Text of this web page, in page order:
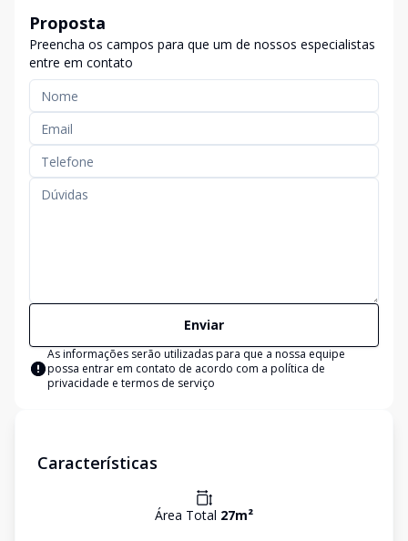
Proposta
Preencha os campos para que um de nossos especialistas
entre em contato
Enviar
As informações serão utilizadas para que a nossa equipe
possa entrar em contato de acordo com a política de
privacidade e termos de serviço
Características
Área Total 27m²